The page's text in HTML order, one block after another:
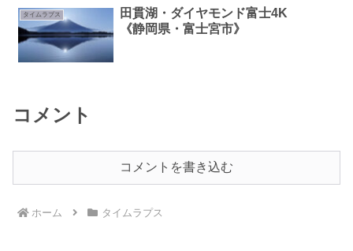
タイムラプス
田貫湖・ダイヤモンド富士4K
《静岡県・富士宮市》
コメント
コメントを書き込む
ホーム タイムラプス